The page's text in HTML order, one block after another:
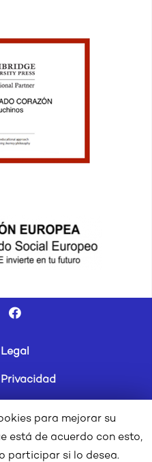
Ético
para mejorar su
está de acuerdo con esto,
participar si lo desea.